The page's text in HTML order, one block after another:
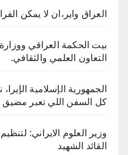
العراق واير،ان لا يمكن
بيت الحكمة العراقي ووزارة
التعاون العلمي والثقافي.
كل السفن اللي تعبر مضيق
وزير العلوم الايراني:
القائد الشهيد